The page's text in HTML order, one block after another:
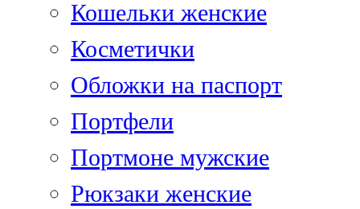
Кошельки женские
Косметички
Обложки на паспорт
Портфели
Портмоне мужские
Рюкзаки женские